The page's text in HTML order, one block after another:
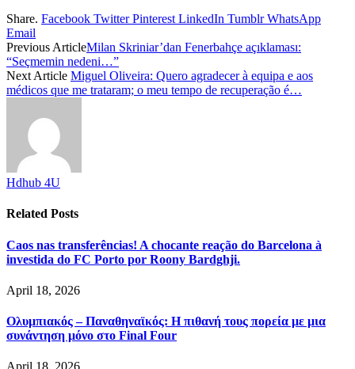
Share. Facebook Twitter Pinterest LinkedIn Tumblr WhatsApp
Email
Previous ArticleMilan Skriniar’dan Fenerbahçe açıklaması:
“Seçmemin nedeni…”
Next Article Miguel Oliveira: Quero agradecer à equipa e aos
médicos que me trataram; o meu tempo de recuperação é…
Hdhub 4U
Related Posts
Caos nas transferências! A chocante reação do Barcelona à
investida do FC Porto por Roony Bardghji.
April 18, 2026
Ολυμπιακός – Παναθηναϊκός: Η πιθανή τους πορεία με μια
συνάντηση μόνο στο Final Four